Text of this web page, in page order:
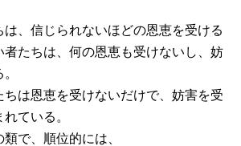
、信じられないほどの恩恵を受ける
者たちは、何の恩恵も受けないし、妨
は恩恵を受けないだけで、妨害を受
ている。
で、順位的には、